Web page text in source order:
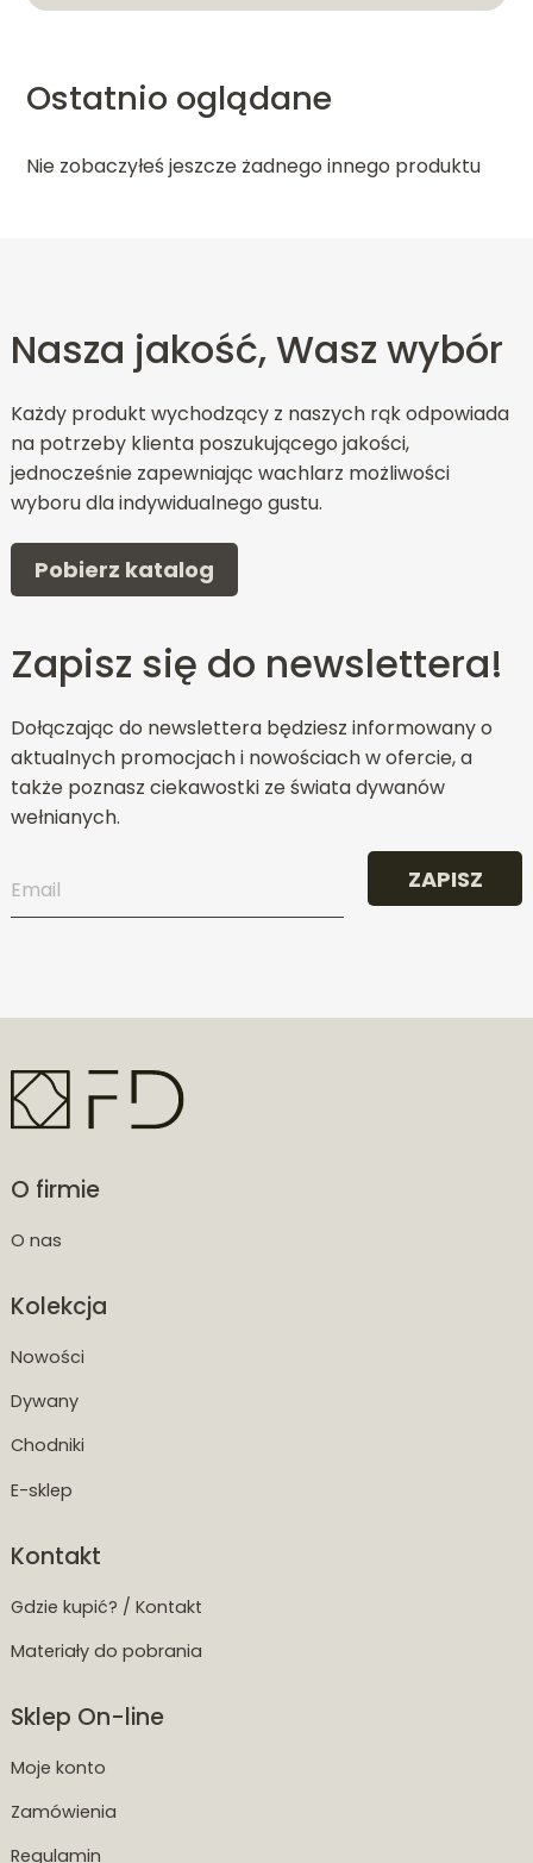
Ostatnio oglądane
Nie zobaczyłeś jeszcze żadnego innego produktu
Nasza jakość, Wasz wybór
Każdy produkt wychodzący z naszych rąk odpowiada
na potrzeby klienta poszukującego jakości,
jednocześnie zapewniając wachlarz możliwości
wyboru dla indywidualnego gustu.
Pobierz katalog
Zapisz się do newslettera!
Dołączając do newslettera będziesz informowany o
aktualnych promocjach i nowościach w ofercie, a
także poznasz ciekawostki ze świata dywanów
wełnianych.
ZAPISZ
O firmie
O nas
Kolekcja
Nowości
Dywany
Chodniki
E-sklep
Kontakt
Gdzie kupić? / Kontakt
Materiały do pobrania
Sklep On-line
Moje konto
Zamówienia
Regulamin